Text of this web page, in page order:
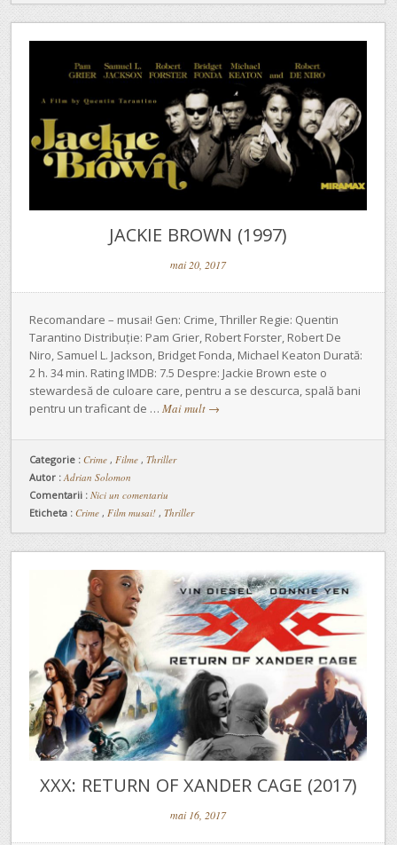
JACKIE BROWN (1997)
mai 20, 2017
Recomandare – musai! Gen: Crime, Thriller Regie: Quentin
Tarantino Distribuție: Pam Grier, Robert Forster, Robert De
Niro, Samuel L. Jackson, Bridget Fonda, Michael Keaton Durată:
2 h. 34 min. Rating IMDB: 7.5 Despre: Jackie Brown este o
stewardesă de culoare care, pentru a se descurca, spală bani
pentru un traficant de … Mai mult →
Categorie : Crime , Filme , Thriller
Autor : Adrian Solomon
Comentarii : Nici un comentariu
Eticheta : Crime , Film musai! , Thriller
XXX: RETURN OF XANDER CAGE (2017)
mai 16, 2017